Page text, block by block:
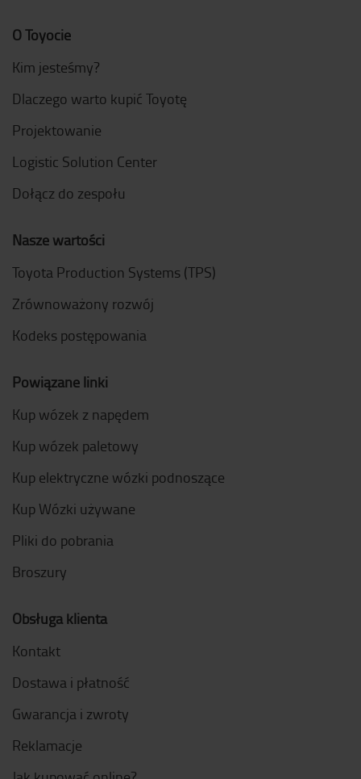
O Toyocie
Kim jesteśmy?
Dlaczego warto kupić Toyotę
Projektowanie
Logistic Solution Center
Dołącz do zespołu
Nasze wartości
Toyota Production Systems (TPS)
Zrównoważony rozwój
Kodeks postępowania
Powiązane linki
Kup wózek z napędem
Kup wózek paletowy
Kup elektryczne wózki podnoszące
Kup Wózki używane
Pliki do pobrania
Broszury
Obsługa klienta
Kontakt
Dostawa i płatność
Gwarancja i zwroty
Reklamacje